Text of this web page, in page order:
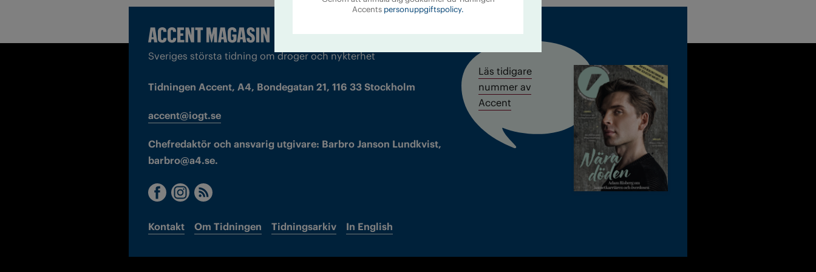
Sveriges största tidning om droger och nykterhet
Tidningen Accent, A4, Bondegatan 21, 116 33 Stockholm
accent@iogt.se
Chefredaktör och ansvarig utgivare: Barbro Janson Lundkvist,
barbro@a4.se.
Kontakt Om Tidningen Tidningsarkiv In English
Läs tidigare
nummer av
Accent
Accents personuppgiftspolicy.